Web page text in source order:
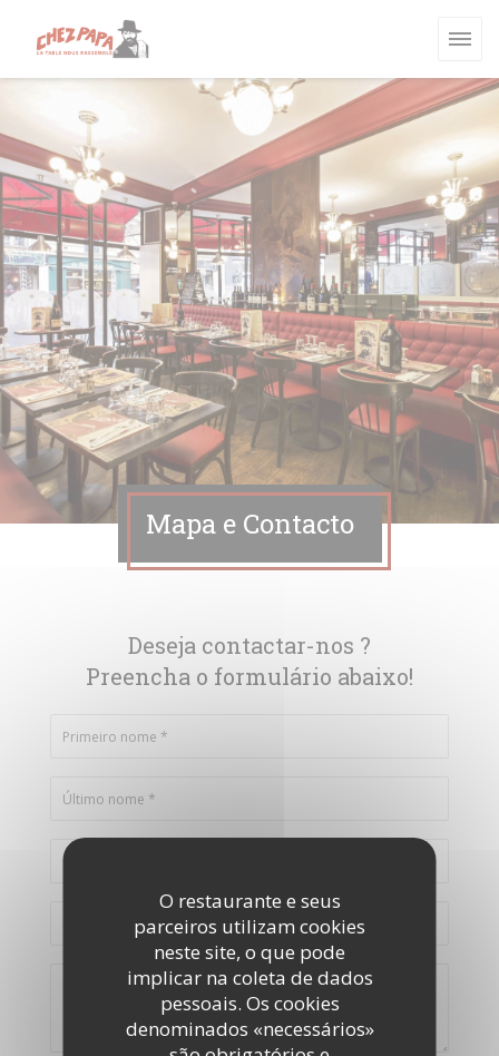
O restaurante e seus
parceiros utilizam cookies
neste site, o que pode
implicar na coleta de dados
pessoais. Os cookies
denominados «necessários»
Mapa e Contacto
Deseja contactar-nos ?
Preencha o formulário abaixo!